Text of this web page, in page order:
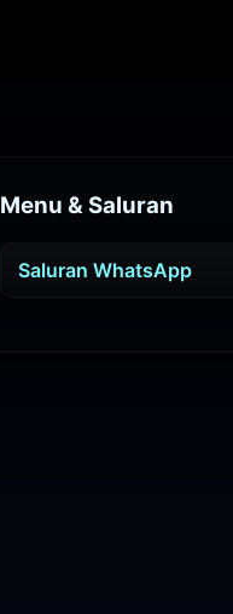
Menu & Saluran
Saluran WhatsApp